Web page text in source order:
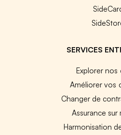
SERVICES
Explorer nos
Améliorer vos
Changer de
Assurance sur
Harmonisation